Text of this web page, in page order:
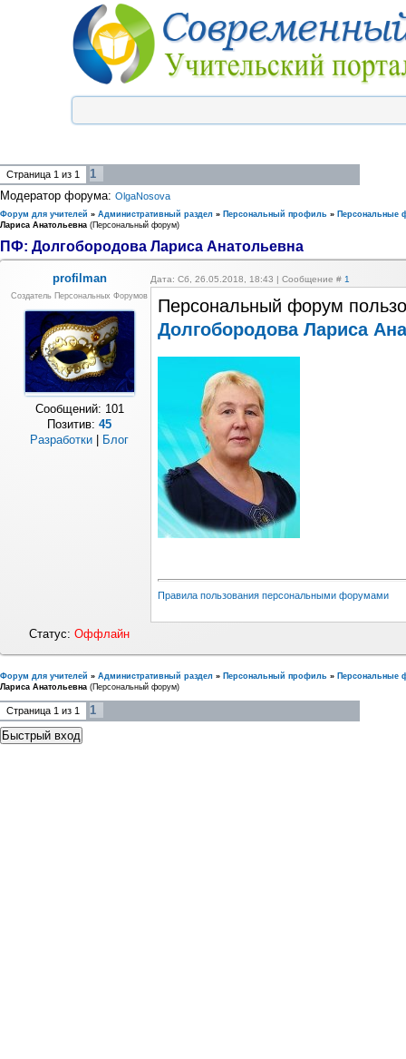
Страница 1 из 1
1
Модератор форума: OlgaNosova
Форум для учителей » Административный раздел » Персональный профиль » Персональные
Лариса Анатольевна (Персональный форум)
ПФ: Долгобородова Лариса Анатольевна
profilman Дата: Сб, 26.05.2018, 18:43 | Сообщение # 1
Создатель Персональных Форумов
Сообщений: 101
Позитив:45
Разработки
Блог
Персональный форум
Долгобородова Лариса
Правила пользования персональными форумами
Статус:Оффлайн
Форум для учителей » Административный раздел » Персональный профиль » Персональные
Лариса Анатольевна (Персональный форум)
Страница 1 из 1 1